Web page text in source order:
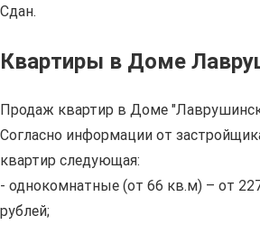
Сдан.
Квартиры в Доме
Продаж квартир в Доме
Согласно информации от
квартир следующая:
- однокомнатные (от 66 кв.м) – от
рублей;